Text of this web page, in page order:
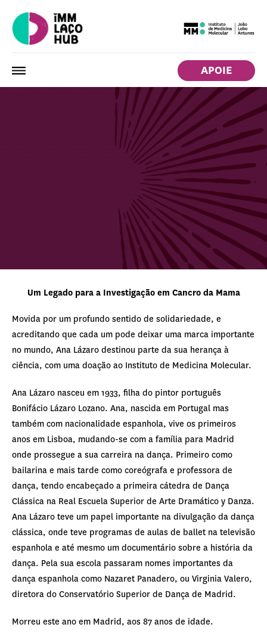
APOIE
Um Legado para a Investigação em Cancro da Mama
Movida por um profundo sentido de solidariedade, e
acreditando que cada um pode deixar uma marca importante
no mundo, Ana Lázaro destinou parte da sua herança à
ciência, com uma doação ao Instituto de Medicina Molecular.
Ana Lázaro nasceu em 1933, filha do pintor português
Bonifácio Lázaro Lozano. Ana, nascida em Portugal mas
também com nacionalidade espanhola, vive os primeiros
anos em Lisboa, mudando-se com a família para Madrid
onde prossegue a sua carreira na dança. Primeiro como
bailarina e mais tarde como coreógrafa e professora de
dança, tendo encabeçado a primeira cátedra de Dança
Clássica na Real Escuela Superior de Arte Dramático y Danza.
Ana Lázaro teve um papel importante na divulgação da dança
clássica, onde teve programas de aulas de ballet na televisão
espanhola e até mesmo um documentário sobre a história da
dança. Pela sua escola passaram nomes importantes da
dança espanhola como Nazaret Panadero, ou Virginia Valero,
diretora do Conservatório Superior de Dança de Madrid.
Morreu este ano em Madrid, aos 87 anos de idade.